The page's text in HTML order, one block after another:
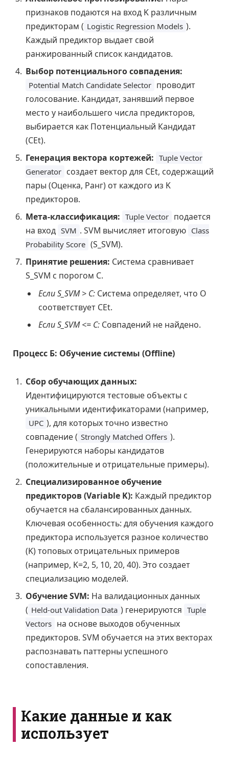
признаков подаются на вход K различным
предикторам ( Logistic Regression Models ).
Каждый предиктор выдает свой
ранжированный список кандидатов.
Выбор потенциального совпадения:
Potential Match Candidate Selector проводит
голосование. Кандидат, занявший первое
место у наибольшего числа предикторов,
выбирается как Потенциальный Кандидат
(CEt).
Генерация вектора кортежей: Tuple Vector
Generator создает вектор для CEt, содержащий
пары (Оценка, Ранг) от каждого из K
предикторов.
Мета-классификация: Tuple Vector подается
на вход SVM . SVM вычисляет итоговую Class
Probability Score (S_SVM).
Принятие решения: Система сравнивает
S_SVM с порогом C.
Если S_SVM > C: Система определяет, что O
соответствует CEt.
Если S_SVM <= C: Совпадений не найдено.
Процесс Б: Обучение системы (Offline)
Сбор обучающих данных:
Идентифицируются тестовые объекты с
уникальными идентификаторами (например,
UPC ), для которых точно известно
совпадение ( Strongly Matched Offers ).
Генерируются наборы кандидатов
(положительные и отрицательные примеры).
Специализированное обучение
предикторов (Variable K): Каждый предиктор
обучается на сбалансированных данных.
Ключевая особенность: для обучения каждого
предиктора используется разное количество
(K) топовых отрицательных примеров
(например, K=2, 5, 10, 20, 40). Это создает
специализацию моделей.
Обучение SVM: На валидационных данных
( Held-out Validation Data ) генерируются Tuple
Vectors на основе выходов обученных
предикторов. SVM обучается на этих векторах
распознавать паттерны успешного
сопоставления.
Какие данные и как
использует